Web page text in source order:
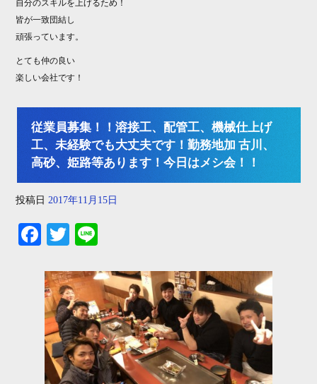
自分のスキルを上げるため！
皆が一致団結し
頑張っています。
とても仲の良い
楽しい会社です！
従業員募集！！溶接工、配管工、機械仕上げ
工、未経験でも大丈夫です！勤務地加 古川、
高砂、姫路等あります！今日はメシ会！！
投稿日 2017年11月15日
Fa
bo
ok
T
tte
r